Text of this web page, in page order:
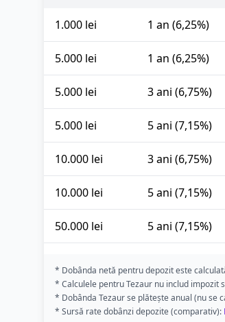
1.000 lei 1 an (6,25%)
5.000 lei 1 an (6,25%)
5.000 lei 3 ani (6,75%)
5.000 lei 5 ani (7,15%)
10.000 lei 3 ani (6,75%)
10.000 lei 5 ani (7,15%)
50.000 lei 5 ani (7,15%)
* Dobânda netă pentru depozit este
* Calculele pentru Tezaur nu includ impozit
* Dobânda Tezaur se plătește anual (nu se
* Sursă rate dobânzi depozite (comparativ):